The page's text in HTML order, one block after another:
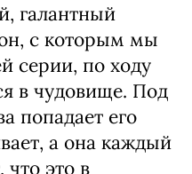
галантный
с которым мы
серии, по ходу
в чудовище. Под
попадает его
а она каждый
что это в